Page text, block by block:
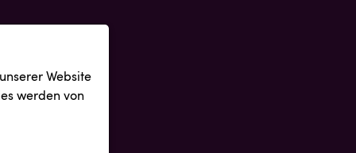
Website
werden von